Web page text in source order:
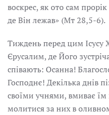
воскрес, як ото сам
де Він лежав» (Мт 28,5-6).
Тиждень перед цим Ісусу
Єрусалим, де Його
співають: Осанна!
Господнє! Декілька днів
своїми учнями, вмиває їм
молитися за них в